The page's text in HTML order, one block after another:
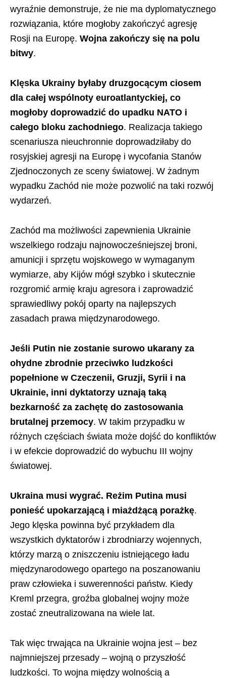
wyraźnie demonstruje, że nie ma dyplomatycznego
rozwiązania, które mogłoby zakończyć agresję
Rosji na Europę. Wojna zakończy się na polu
bitwy.
Klęska Ukrainy byłaby druzgocącym ciosem
dla całej wspólnoty euroatlantyckiej, co
mogłoby doprowadzić do upadku NATO i
całego bloku zachodniego. Realizacja takiego
scenariusza nieuchronnie doprowadziłaby do
rosyjskiej agresji na Europę i wycofania Stanów
Zjednoczonych ze sceny światowej. W żadnym
wypadku Zachód nie może pozwolić na taki rozwój
wydarzeń.
Zachód ma możliwości zapewnienia Ukrainie
wszelkiego rodzaju najnowocześniejszej broni,
amunicji i sprzętu wojskowego w wymaganym
wymiarze, aby Kijów mógł szybko i skutecznie
rozgromić armię kraju agresora i zaprowadzić
sprawiedliwy pokój oparty na najlepszych
zasadach prawa międzynarodowego.
Jeśli Putin nie zostanie surowo ukarany za
ohydne zbrodnie przeciwko ludzkości
popełnione w Czeczenii, Gruzji, Syrii i na
Ukrainie, inni dyktatorzy uznają taką
bezkarność za zachętę do zastosowania
brutalnej przemocy. W takim przypadku w
różnych częściach świata może dojść do konfliktów
i w efekcie doprowadzić do wybuchu III wojny
światowej.
Ukraina musi wygrać. Reżim Putina musi
ponieść upokarzającą i miażdżącą porażkę.
Jego klęska powinna być przykładem dla
wszystkich dyktatorów i zbrodniarzy wojennych,
którzy marzą o zniszczeniu istniejącego ładu
międzynarodowego opartego na poszanowaniu
praw człowieka i suwerenności państw. Kiedy
Kreml przegra, groźba globalnej wojny może
zostać zneutralizowana na wiele lat.
Tak więc trwająca na Ukrainie wojna jest – bez
najmniejszej przesady – wojną o przyszłość
ludzkości. To wojna między wolnością a